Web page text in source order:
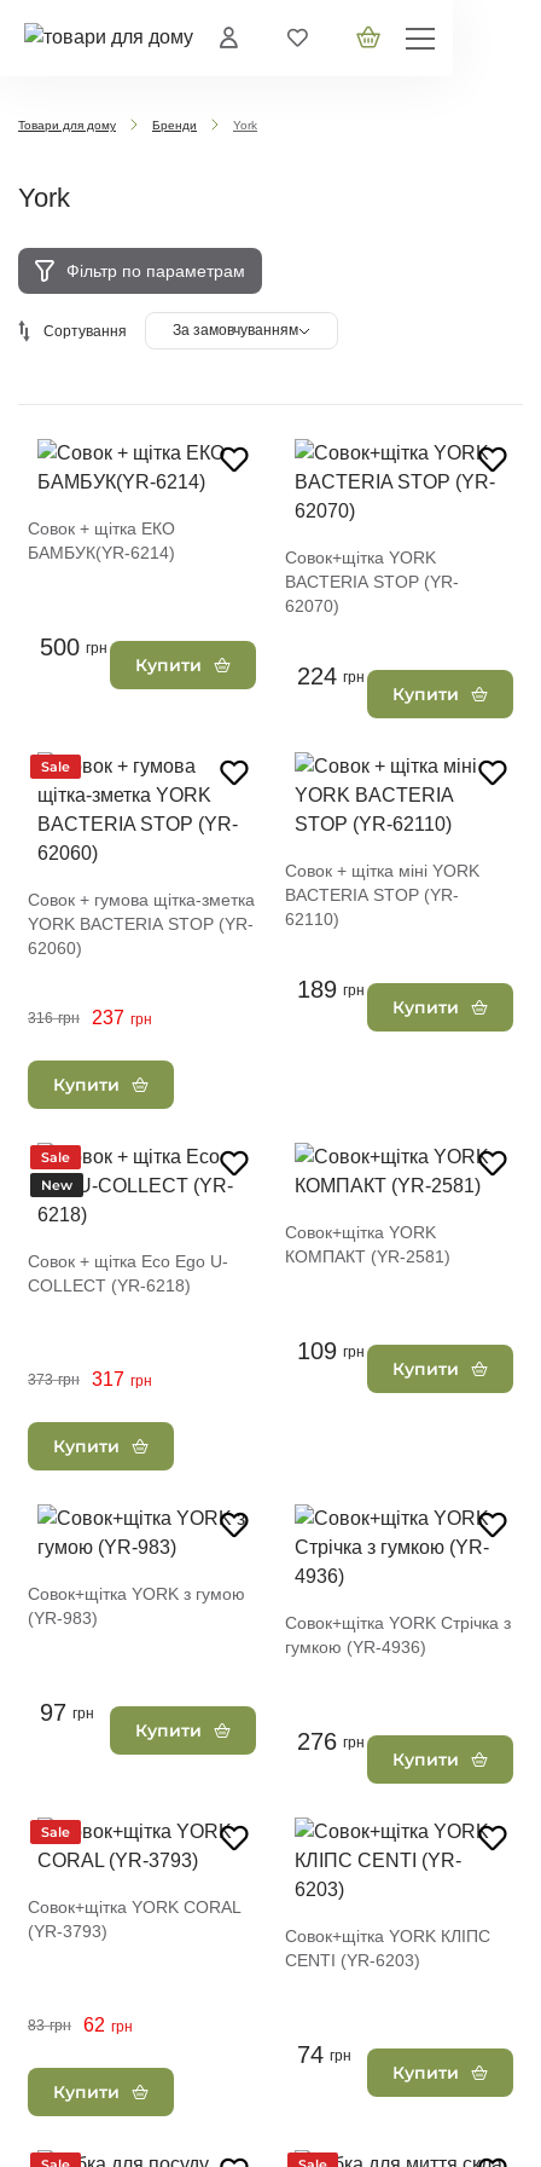
Товари для дому Бренди York
York
Фільтр по параметрам
Сортування За замовчуванням
Совок + щітка ЕКО
БАМБУК(YR-6214)
500 грн
Купити
Совок+щітка YORK
BACTERIA STOP (YR-
62070)
224 грн
Купити
Sale
Совок + гумова щітка-зметка
YORK BACTERIA STOP (YR-
62060)
316 грн 237 грн
Купити
Совок + щітка міні YORK
BACTERIA STOP (YR-
62110)
189 грн
Купити
Sale
New
Совок + щітка Eco Ego U-
COLLECT (YR-6218)
373 грн 317 грн
Купити
Совок+щітка YORK
КОМПАКТ (YR-2581)
109 грн
Купити
Совок+щітка YORK з гумою
(YR-983)
97 грн
Купити
Совок+щітка YORK Стрічка з
гумкою (YR-4936)
276 грн
Купити
Sale
Совок+щітка YORK CORAL
(YR-3793)
83 грн 62 грн
Купити
Совок+щітка YORK КЛІПС
CENTI (YR-6203)
74 грн
Купити